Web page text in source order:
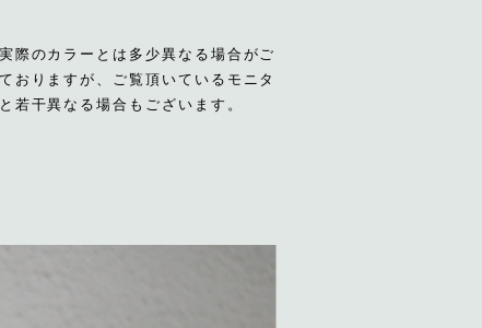
際のカラーとは多少異なる場合がご
おりますが、ご覧頂いているモニタ
若干異なる場合もございます。